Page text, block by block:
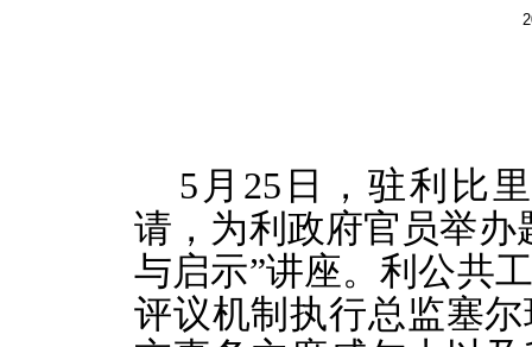
5月25日，驻利比
请，为利政府官员举办
与启示”讲座。利公共
评议机制执行总监塞